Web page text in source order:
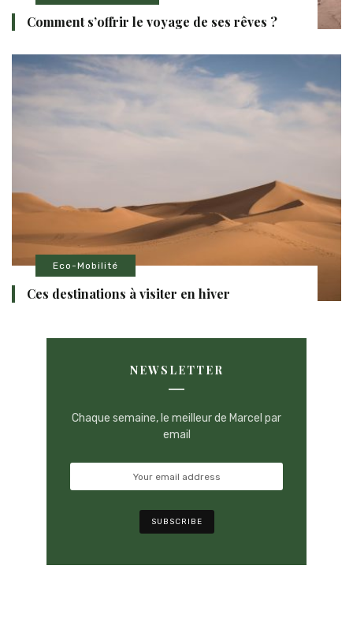
Comment s’offrir le voyage de ses rêves ?
Eco-Mobilité
Ces destinations à visiter en hiver
NEWSLETTER
Chaque semaine, le meilleur de Marcel par
email